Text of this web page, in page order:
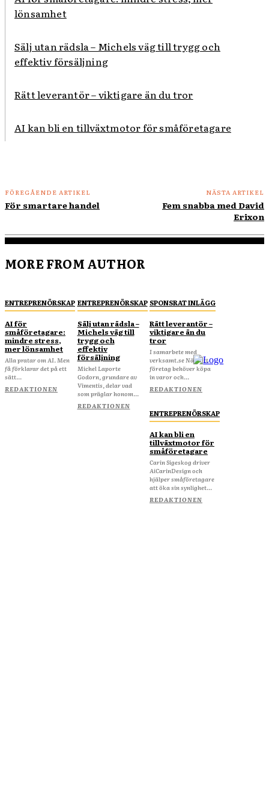
lönsamhet
Sälj utan rädsla – Michels väg till trygg och
effektiv försäljning
Rätt leverantör – viktigare än du tror
AI kan bli en tillväxtmotor för småföretagare
FÖREGÅENDE ARTIKEL
För smartare handel
NÄSTA ARTIKEL
Fem snabba med David
Erixon
MORE FROM AUTHOR
ENTREPRENÖRSKAP
AI för
småföretagare:
mindre stress,
mer lönsamhet
Alla pratar om AI. Men
få förklarar det på ett
sätt...
REDAKTIONEN
ENTREPRENÖRSKAP
Sälj utan rädsla –
Michels väg till
trygg och
effektiv
försäljning
Michel Laporte
Godorn, grundare av
Vimentis, delar vad
som präglar honom...
REDAKTIONEN
SPONSRAT INLÄGG
Rätt leverantör –
viktigare än du
tror
I samarbete med
verksamt.se När ditt
företag behöver köpa
in varor och...
REDAKTIONEN
ENTREPRENÖRSKAP
AI kan bli en
tillväxtmotor för
småföretagare
Carin Sigeskog driver
AiCarinDesign och
hjälper småföretagare
att öka sin synlighet...
REDAKTIONEN